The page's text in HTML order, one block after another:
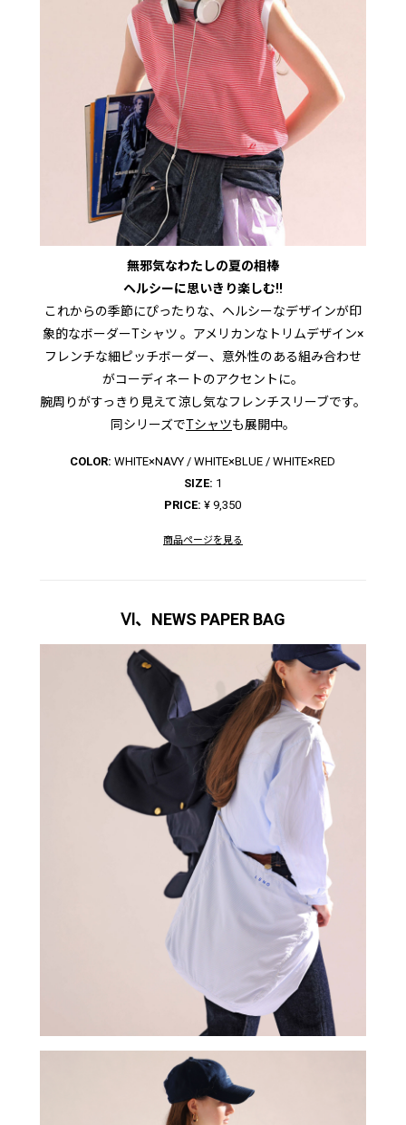
無邪気なわたしの夏の相棒
ヘルシーに思いきり楽しむ!!
これからの季節にぴったりな、ヘルシーなデザインが印
象的なボーダーTシャツ 。アメリカンなトリムデザイン×
フレンチな細ピッチボーダー、意外性のある組み合わせ
がコーディネートのアクセントに。
腕周りがすっきり見えて涼し気なフレンチスリーブです。
同シリーズでTシャツも展開中。
COLOR: WHITE×NAVY / WHITE×BLUE /WHITE×RED
SIZE: 1
PRICE: ¥ 9,350
商品ページを見る
Ⅵ、NEWS PAPER BAG